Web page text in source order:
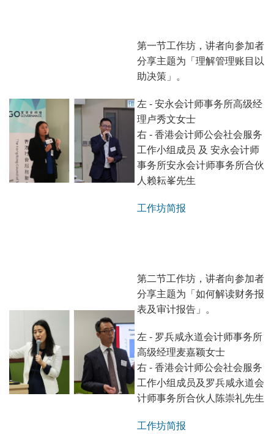
第一节工作坊，讲者向参加者
分享主题为「理解管理账目以
助决策」。
左 - 安永会计师事务所高级经
理卢秀文女士
右 - 香港会计师公会社会服务
工作小组成员 及 安永会计师
事务所安永会计师事务所合伙
人赖耘峯先生
工作坊简报
第二节工作坊，讲者向参加者
分享主题为「如何解读财务报
表及审计报告」。
左 - 罗兵咸永道会计师事务所
高级经理麦嘉颖女士
右 - 香港会计师公会社会服务
工作小组成员及罗兵咸永道会
计师事务所合伙人陈崇礼先生
工作坊简报